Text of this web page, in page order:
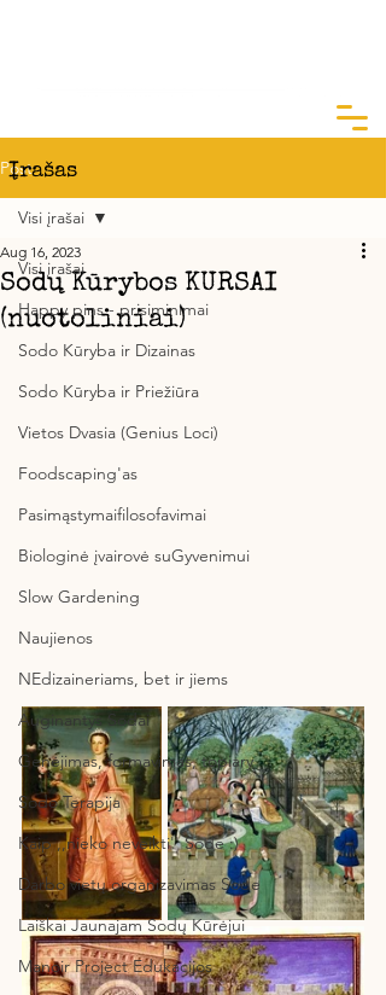
Post
Visi įrašai
Happy pins - prisiminimai
Sodo Kūryba ir Dizainas
Sodo Kūryba ir Priežiūra
Vietos Dvasia (Genius Loci)
Foodscaping'as
Pasimąstymaifilosofavimai
Biologinė įvairovė suGyvenimui
Slow Gardening
Naujienos
NEdizaineriams, bet ir jiems
Auginantys Sodai
Genėjimas, formavimas, topiary
Sodo Terapija
Kaip ,,nieko neveikti'' Sode :)
Darbo vietų organizavimas Sode
Laiškai Jaunajam Sodų Kūrėjui
Manoir Project Edukacijos
Visi įrašai
Sodų Kūrybos KURSAI
(nuotoliniai)
Aug 16, 2023
Įrašas